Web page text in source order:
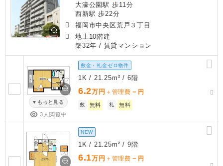
大濠公園駅 歩11分
西新駅 歩22分
福岡市中央区荒戸３丁目
地上10階建
築32年 / 賃貸マンション
もっと見る
3人閲覧中
敷金・礼金ゼロ物件
1K / 21.25m² / 6階
6.2万円 ＋管理費 － 円
敷 無料 礼 無料
NEW
1K / 21.25m² / 9階
6.1万円 ＋管理費 － 円